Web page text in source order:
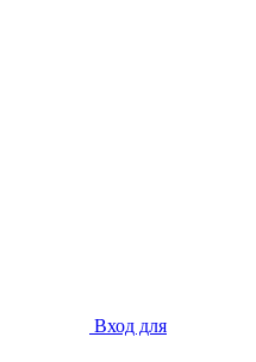
Вход для